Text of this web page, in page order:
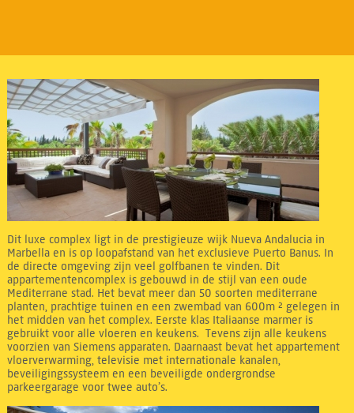
Dit luxe complex ligt in de prestigieuze wijk Nueva Andalucia in
Marbella en is op loopafstand van het exclusieve Puerto Banus. In
de directe omgeving zijn veel golfbanen te vinden. Dit
appartementencomplex is gebouwd in de stijl van een oude
Mediterrane stad. Het bevat meer dan 50 soorten mediterrane
planten, prachtige tuinen en een zwembad van 600m ² gelegen in
het midden van het complex. Eerste klas Italiaanse marmer is
gebruikt voor alle vloeren en keukens. Tevens zijn alle keukens
voorzien van Siemens apparaten. Daarnaast bevat het appartement
vloerverwarming, televisie met internationale kanalen,
beveiligingssysteem en een beveiligde ondergrondse
parkeergarage voor twee auto’s.